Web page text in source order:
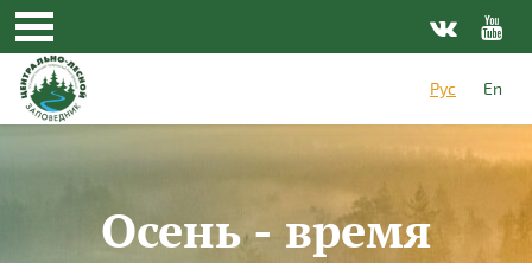
Перейти к основному содержанию
Рус
En
Осень - время